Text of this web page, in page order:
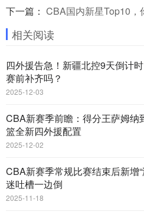
下一篇： CBA国内新星Top10，
相关阅读
四外援告急！新疆北控9天倒计
赛前补齐吗？
2025-12-03
CBA新赛季前瞻：得分王萨姆纳
篮全新四外援配置
2025-12-02
CBA新赛季常规比赛结束后新增
迷吐槽一边倒
2025-11-18